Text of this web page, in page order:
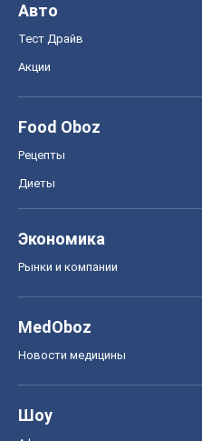
Авто
Тест Драйв
Акции
Food Oboz
Рецепты
Диеты
Экономика
Рынки и компании
MedOboz
Новости медицины
Шоу